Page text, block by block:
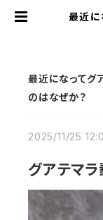
最近に
最近になってグ
のはなぜか？
2025/11/25
グアテマ